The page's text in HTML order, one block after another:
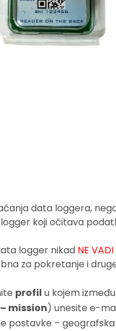
data loggera,
koji očitava
logger nikad NE VADI
za pokretanje i
profil u kojem
mission) unesite e-
postavke –